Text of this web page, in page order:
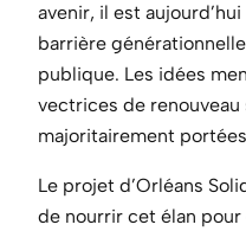
avenir, il est
barrière
publique. Les idées
vectrices de renouveau
majoritairement
Le projet d’Orléans
de nourrir cet élan pour